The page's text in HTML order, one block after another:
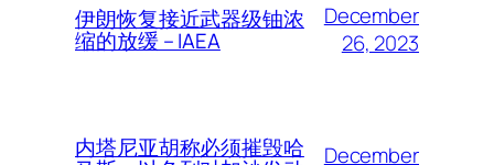
伊朗恢复接近武器级铀浓
缩的放缓 – IAEA
December
26, 2023
内塔尼亚胡称必须摧毁哈
December